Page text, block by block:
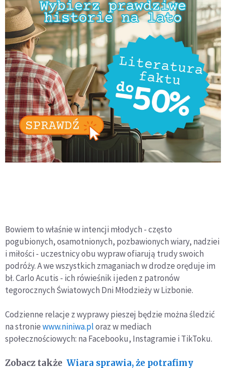
Bowiem to właśnie w intencji młodych - często
pogubionych, osamotnionych, pozbawionych wiary, nadziei
i miłości - uczestnicy obu wypraw ofiarują trudy swoich
podróży. A we wszystkich zmaganiach w drodze oręduje im
bł. Carlo Acutis - ich rówieśnik i jeden z patronów
tegorocznych Światowych Dni Młodzieży w Lizbonie.
Codzienne relacje z wyprawy pieszej będzie można śledzić
na stroniewww.niniwa.ploraz w mediach
społecznościowych: na Facebooku, Instagramie i TikToku.
Zobacz także Wiara sprawia, że potrafimy